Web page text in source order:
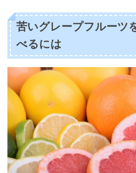
苦いグレープフルーツ
べるには